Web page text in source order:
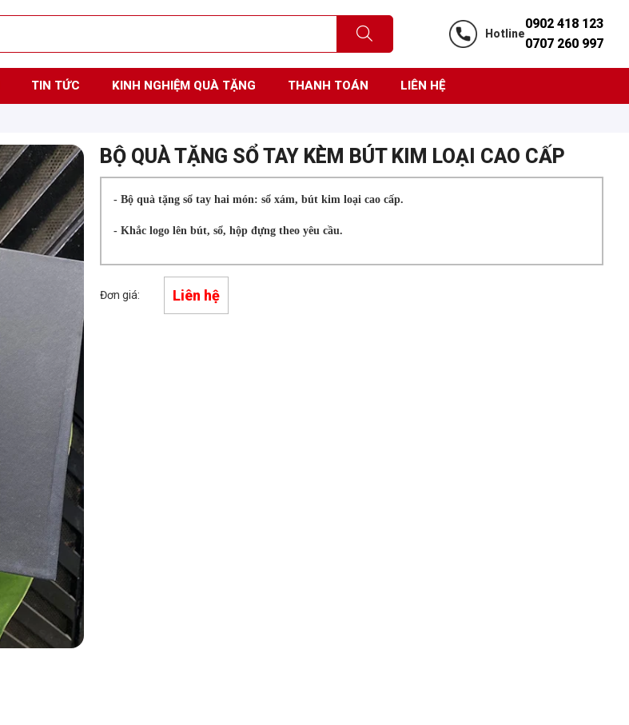
Hotline
0902 418 123
0707 260 997
TIN TỨC KINH NGHIỆM QUÀ TẶNG THANH TOÁN LIÊN HỆ
BỘ QUÀ TẶNG SỔ TAY KÈM BÚT KIM LOẠI CAO CẤP
- Bộ quà tặng sổ tay hai món: sổ xám, bút kim loại cao cấp.
- Khắc logo lên bút, sổ, hộp đựng theo yêu cầu.
Đơn giá: Liên hệ